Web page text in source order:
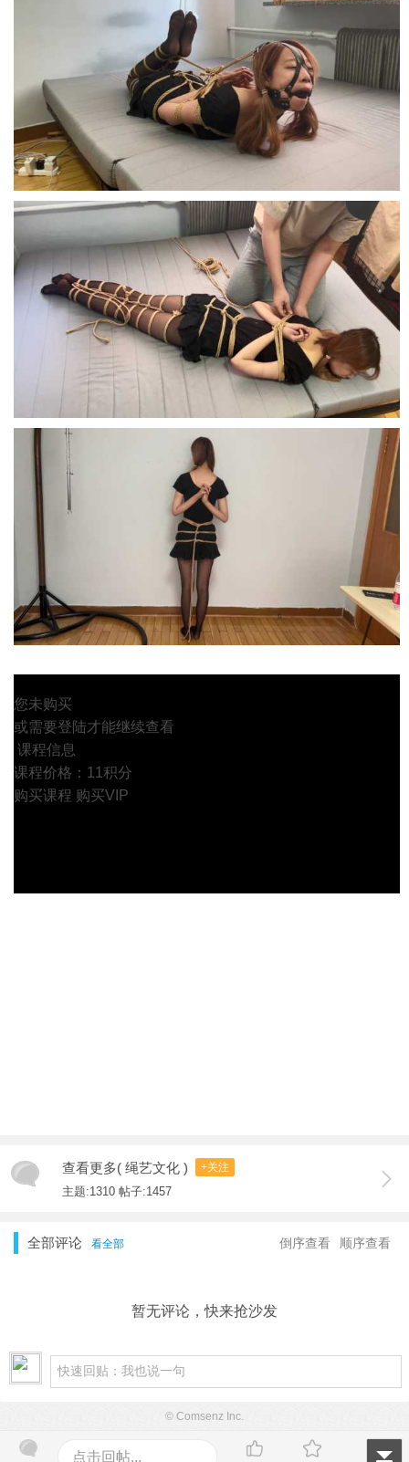
您未购买
或需要登陆才能继续查看
课程信息
课程价格：11积分
购买课程 购买VIP
查看更多( 绳艺文化 ) +关注
主题:1310 帖子:1457
全部评论 看全部 顺序查看
倒序查看
暂无评论，快来抢沙发
点击回帖...
© Comsenz Inc.